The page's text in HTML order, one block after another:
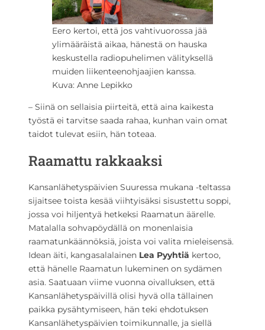
Eero kertoi, että jos vahtivuorossa jää
ylimääräistä aikaa, hänestä on hauska
keskustella radiopuhelimen välityksellä
muiden liikenteenohjaajien kanssa.
Kuva: Anne Lepikko
– Siinä on sellaisia piirteitä, että aina kaikesta
työstä ei tarvitse saada rahaa, kunhan vain omat
taidot tulevat esiin, hän toteaa.
Raamattu rakkaaksi
Kansanlähetyspäivien Suuressa mukana -teltassa
sijaitsee toista kesää viihtyisäksi sisustettu soppi,
jossa voi hiljentyä hetkeksi Raamatun äärelle.
Matalalla sohvapöydällä on monenlaisia
raamatunkäännöksiä, joista voi valita mieleisensä.
Idean äiti, kangasalalainen Lea Pyyhtiä kertoo,
että hänelle Raamatun lukeminen on sydämen
asia. Saatuaan viime vuonna oivalluksen, että
Kansanlähetyspäivillä olisi hyvä olla tällainen
paikka pysähtymiseen, hän teki ehdotuksen
Kansanlähetyspäivien toimikunnalle, ja siellä